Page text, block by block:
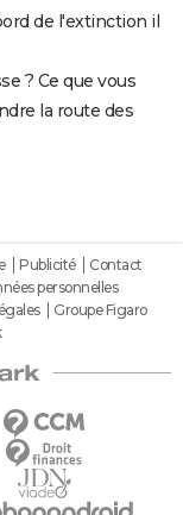
de l'extinction il
? Ce que vous
la route des
Publicité
Contact
personnelles
Groupe Figaro